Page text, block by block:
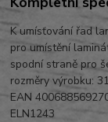
K umísťování řad
pro umístění
spodní straně pro
rozměry výrobku:
EAN
ELN1243